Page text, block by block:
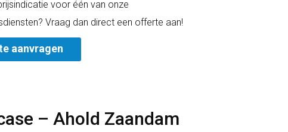
voor één van onze
Vraag dan direct een offerte aan!
aanvragen
– Ahold Zaandam